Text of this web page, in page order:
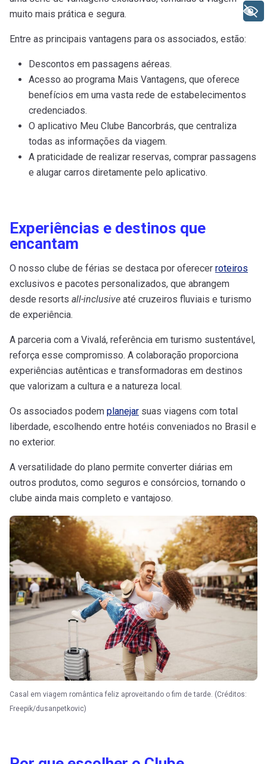
muito mais prática e segura.
Entre as principais vantagens para os associados, estão:
Descontos em passagens aéreas.
Acesso ao programa Mais Vantagens, que oferece
benefícios em uma vasta rede de estabelecimentos
credenciados.
O aplicativo Meu Clube Bancorbrás, que centraliza
todas as informações da viagem.
A praticidade de realizar reservas, comprar passagens
e alugar carros diretamente pelo aplicativo.
Experiências e destinos que
encantam
O nosso clube de férias se destaca por oferecer roteiros
exclusivos e pacotes personalizados, que abrangem
desde resorts all-inclusive até cruzeiros fluviais e turismo
de experiência.
A parceria com a Vivalá, referência em turismo sustentável,
reforça esse compromisso. A colaboração proporciona
experiências autênticas e transformadoras em destinos
que valorizam a cultura e a natureza local.
Os associados podem planejar suas viagens com total
liberdade, escolhendo entre hotéis conveniados no Brasil e
no exterior.
A versatilidade do plano permite converter diárias em
outros produtos, como seguros e consórcios, tornando o
clube ainda mais completo e vantajoso.
Casal em viagem romântica feliz aproveitando o fim de tarde. (Créditos:
Freepik/dusanpetkovic)